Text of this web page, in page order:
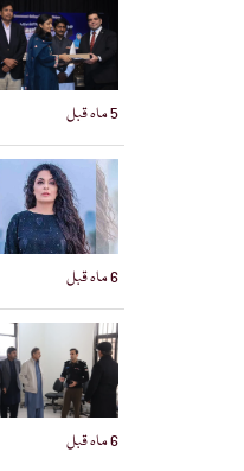
5 ماہ قبل
6 ماہ قبل
6 ماہ قبل